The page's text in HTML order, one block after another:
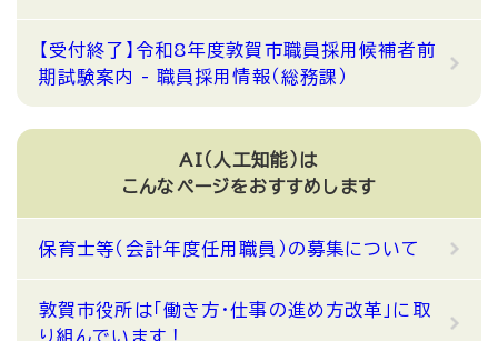
【受付終了】令和8年度敦賀市職員採用候補者前
期試験案内 - 職員採用情報（総務課）
AI（人工知能）は
こんなページをおすすめします
保育士等（会計年度任用職員）の募集について
敦賀市役所は「働き方・仕事の進め方改革」に取
り組んでいます！